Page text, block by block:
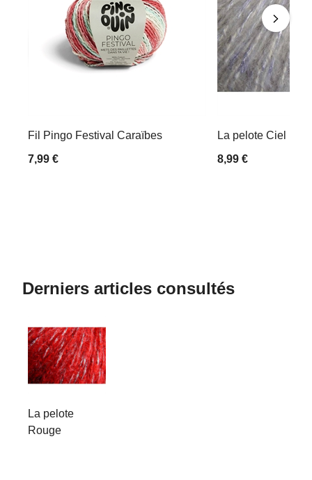
Fil Pingo Festival Caraïbes
7,99 €
La pelote Ciel
8,99 €
Derniers articles consultés
La pelote
Rouge